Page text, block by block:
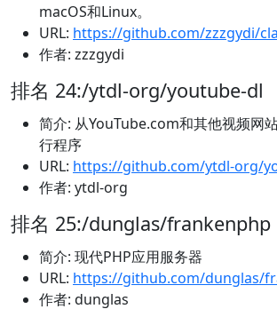
macOS和Linux。
URL: https://github.com/zzzgydi/
作者: zzzgydi
排名 24:/ytdl-org/youtube-dl
简介: 从YouTube.com和其他视频网
行程序
URL: https://github.com/ytdl-org/
作者: ytdl-org
排名 25:/dunglas/frankenphp
简介: 现代PHP应用服务器
URL: https://github.com/dunglas/
作者: dunglas